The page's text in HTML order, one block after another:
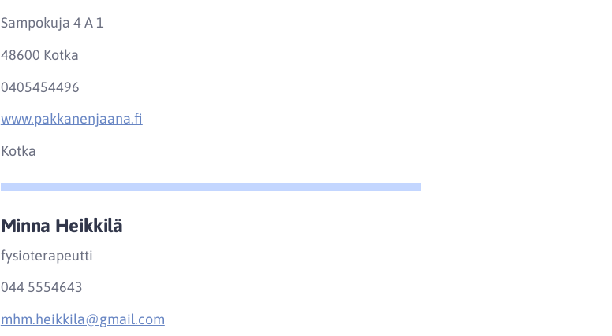
Sampokuja 4 A 1
48600 Kotka
0405454496
www.pakkanenjaana.fi
Kotka
Minna Heikkilä
fysioterapeutti
044 5554643
mhm.heikkila@gmail.com